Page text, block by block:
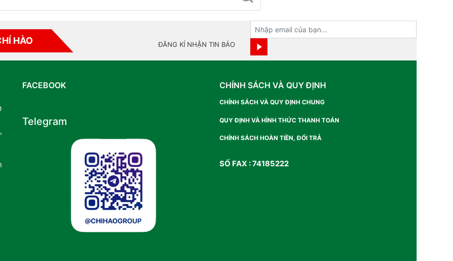
HÀO ĐĂNG KÍ NHẬN TIN BÁO
FACEBOOK
Telegram
CHÍNH SÁCH VÀ QUY ĐỊNH
CHÍNH SÁCH VÀ QUY ĐỊNH CHUNG
QUY ĐỊNH VÀ HÌNH THỨC THANH TOÁN
CHÍNH SÁCH HOÀN TIỀN, ĐỔI TRẢ
SỐ FAX : 74185222